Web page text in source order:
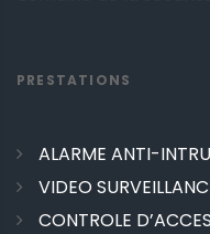
PRESTATIONS
ALARME ANTI-
VIDEO
CONTROLE